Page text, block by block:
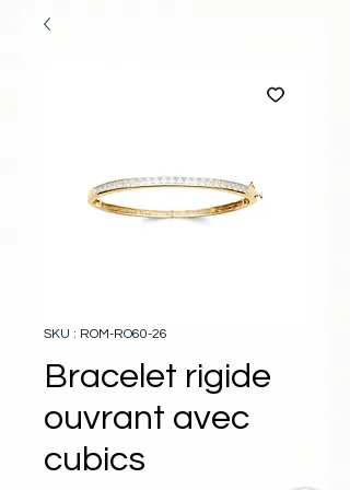
SKU : ROM-RO60-26
Bracelet rigide
ouvrant avec
cubics